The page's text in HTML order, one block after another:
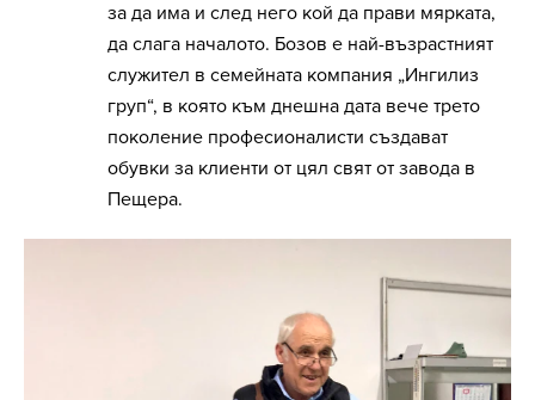
за да има и след него кой да прави мярката,
да слага началото. Бозов е най-възрастният
служител в семейната компания „Ингилиз
груп“, в която към днешна дата вече трето
поколение професионалисти създават
обувки за клиенти от цял свят от завода в
Пещера.